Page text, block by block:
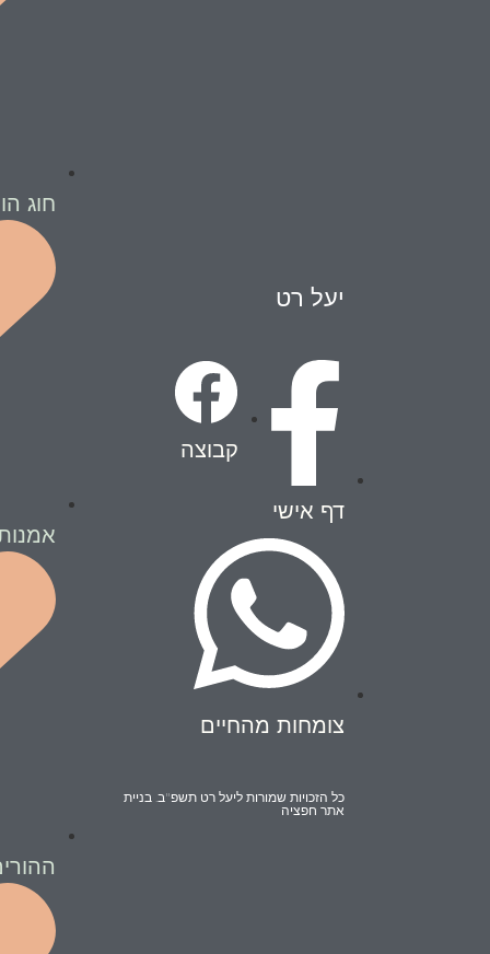
יעל רט
דף אישי
קבוצה
צומחות מהחיים
כל הזכויות שמורות ליעל רט תשפ"ב. בניית
אתר חפציה
חוג